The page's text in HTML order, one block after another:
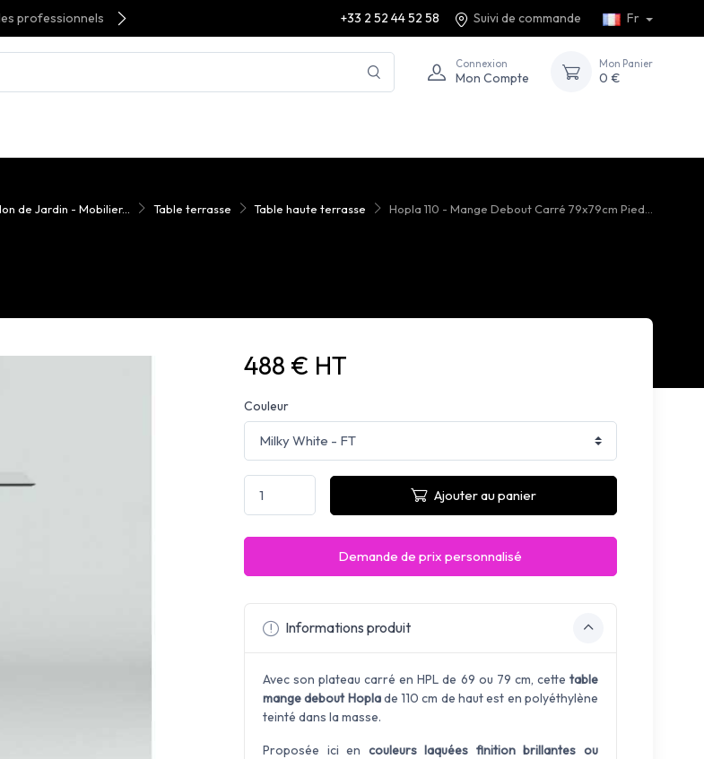
professionnels +33 2 52 44 52 58 Suivi de commande Fr
Connexion
Mon Compte
Mon Panier
0 €
de Jardin - Mobilier... Table terrasse Table haute terrasse Hopla 110 - Mange Debout Carré 79x79cm Pied...
488 € HT
Couleur
Ajouter au panier
Demande de prix personnalisé
Informations produit
Avec son plateau carré en HPL de 69 ou 79 cm, cette table
mange debout Hoplade 110 cm de haut est en polyéthylène
teinté dans la masse.
Proposée ici en couleurs laquées finition brillantes ou